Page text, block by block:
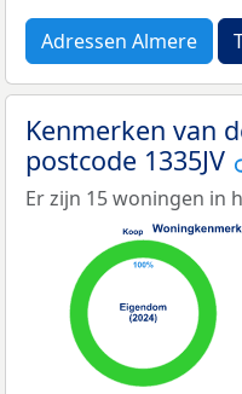
Adressen Almere
Kenmerken van
postcode 1335JV
Er zijn 15 woningen in